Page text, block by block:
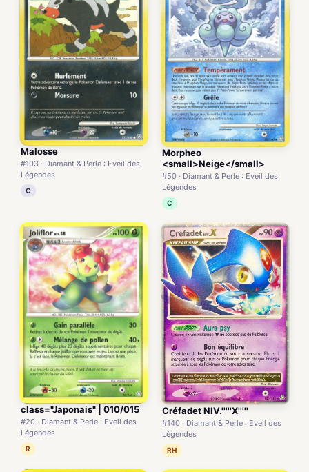
Malosse
#103 · Diamant & Perle : Eveil des
Légendes
C
Morpheo
<small>Neige</small>
#50 · Diamant & Perle : Eveil des
Légendes
C
class="Japonais" | 010/015
#20 · Diamant & Perle : Eveil des
Légendes
R
Créfadet NIV.'''''X'''''
#140 · Diamant & Perle : Eveil des
Légendes
RH